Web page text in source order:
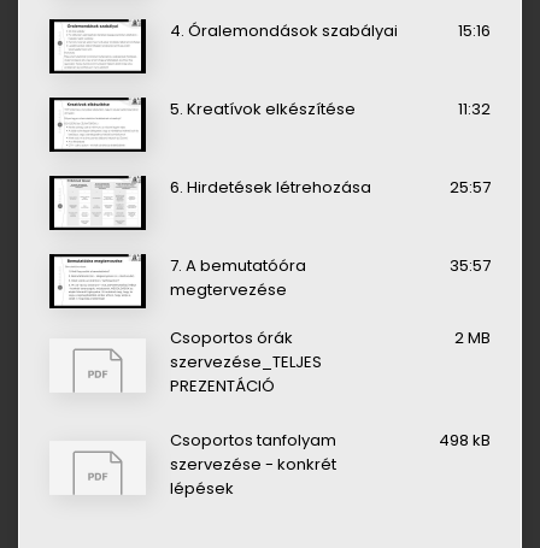
4. Óralemondások szabályai 15:16
5. Kreatívok elkészítése 11:32
6. Hirdetések létrehozása 25:57
7. A bemutatóóra
megtervezése
35:57
Csoportos órák
szervezése_TELJES
PREZENTÁCIÓ
2 MB
Csoportos tanfolyam
szervezése - konkrét
lépések
498 kB